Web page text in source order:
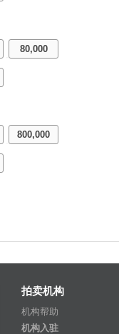
80,000
800,000
拍卖机构
机构帮助
机构入驻